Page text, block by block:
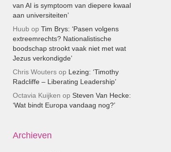
van AI is symptoom van diepere kwaal
aan universiteiten’
Huub op Tim Brys: ‘Pasen volgens
extreemrechts? Nationalistische
boodschap strookt vaak niet met wat
Jezus verkondigde’
Chris Woutersop Lezing: ‘Timothy
Radcliffe – Liberating Leadership’
Octavia Kuijken op Steven Van Hecke:
‘Wat bindt Europa vandaag nog?’
Archieven